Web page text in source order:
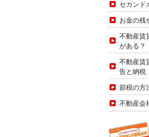
セカンド
お金の残
不動産賃
がある？
不動産賃
告と納税
節税の方
不動産会